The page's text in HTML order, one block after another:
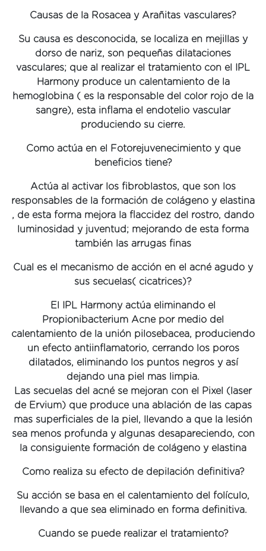
Causas de la Rosacea y Arañitas vasculares?
Su causa es desconocida, se localiza en mejillas y
dorso de nariz, son pequeñas dilataciones
vasculares; que al realizar el tratamiento con el IPL
Harmony produce un calentamiento de la
hemoglobina ( es la responsable del color rojo de la
sangre), esta inflama el endotelio vascular
produciendo su cierre.
Como actúa en el Fotorejuvenecimiento y que
beneficios tiene?
Actúa al activar los fibroblastos, que son los
responsables de la formación de colágeno y elastina
, de esta forma mejora la flaccidez del rostro, dando
luminosidad y juventud; mejorando de esta forma
también las arrugas finas
Cual es el mecanismo de acción en el acné agudo y
sus secuelas( cicatrices)?
El IPL Harmony actúa eliminando el
Propionibacterium Acne por medio del
calentamiento de la unión pilosebacea, produciendo
un efecto antiinflamatorio, cerrando los poros
dilatados, eliminando los puntos negros y así
dejando una piel mas limpia.
Las secuelas del acné se mejoran con el Pixel (laser
de Ervium) que produce una ablación de las capas
mas superficiales de la piel, llevando a que la lesión
sea menos profunda y algunas desapareciendo, con
la consiguiente formación de colágeno y elastina
Como realiza su efecto de depilación definitiva?
Su acción se basa en el calentamiento del folículo,
llevando a que sea eliminado en forma definitiva.
Cuando se puede realizar el tratamiento?